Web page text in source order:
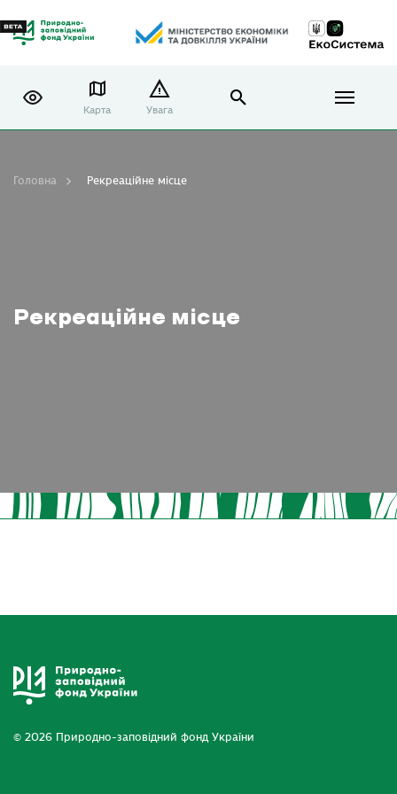
Карта Увага
Рекреаційне місце
Головна Рекреаційне місце
© 2026 Природно-заповідний фонд України